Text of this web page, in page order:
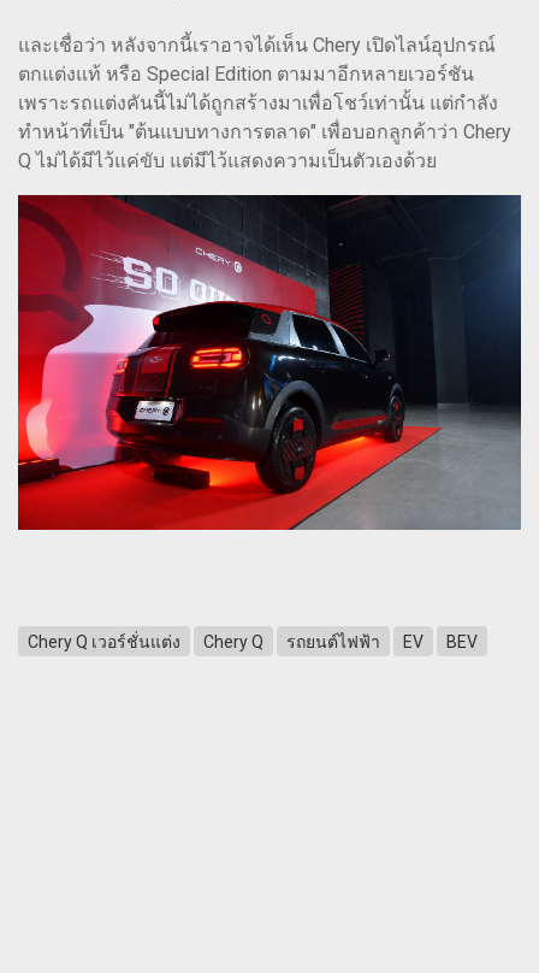
และเชื่อว่า หลังจากนี้เราอาจได้เห็น Chery เปิดไลน์อุปกรณ์
ตกแต่งแท้ หรือ Special Edition ตามมาอีกหลายเวอร์ชัน
เพราะรถแต่งคันนี้ไม่ได้ถูกสร้างมาเพื่อโชว์เท่านั้น แต่กำลัง
ทำหน้าที่เป็น "ต้นแบบทางการตลาด" เพื่อบอกลูกค้าว่า Chery
Q ไม่ได้มีไว้แค่ขับ แต่มีไว้แสดงความเป็นตัวเองด้วย
Chery Q เวอร์ชั่นแต่ง Chery Q รถยนต์ไฟฟ้า EV BEV